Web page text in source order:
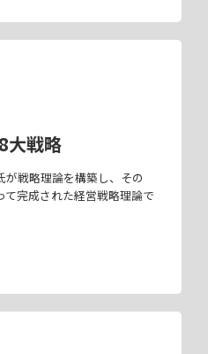
大戦略
戦略理論を構築し、その
完成された経営戦略理論で